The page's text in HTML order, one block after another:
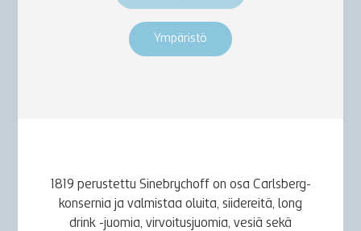
Ympäristö
1819 perustettu Sinebrychoff on osa Carlsberg-
konsernia ja valmistaa oluita, siidereitä, long
drink -juomia, virvoitusjuomia, vesiä sekä